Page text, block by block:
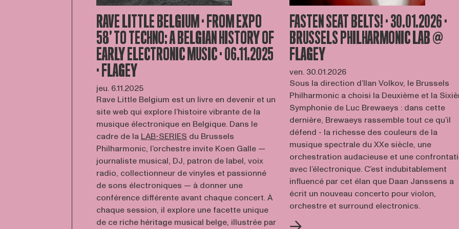
RAVE LITTLE BELGIUM · FROM EXPO
58’ TO TECHNO: A BELGIAN HISTORY OF
EARLY ELECTRONIC MUSIC · 06.11.2025
· FLAGEY
jeu. 6.11.2025
Rave Little Belgium est un livre en devenir et un
site web qui explore l’histoire vibrante de la
musique électronique en Belgique. Dans le
cadre de la LAB-SERIES du Brussels
Philharmonic, l’orchestre invite Koen Galle —
journaliste musical, DJ, patron de label, voix
radio, collectionneur de vinyles et passionné
de sons électroniques — à donner une
conférence différente avant chaque concert. À
chaque session, il explore une facette unique
de ce riche héritage musical belge, illustrée par
FASTEN SEAT BELTS! · 30.01.2026 ·
BRUSSELS PHILHARMONIC LAB @
FLAGEY
ven. 30.01.2026
Sous la direction d’Ilan Volkov, le Brussels
Philharmonic a choisi la Deuxième et la
Symphonie de Luc Brewaeys : dans cette
dernière, Brewaeys rassemble tout ce qu’il
défend - la richesse des couleurs de la
musique spectrale du XXe siècle, une
orchestration audacieuse et une
avec l’électronique. C’est indubitablement
influencé par cet élan que Daan Janssens a
écrit un nouveau concerto pour violon,
orchestre et surround electronics.